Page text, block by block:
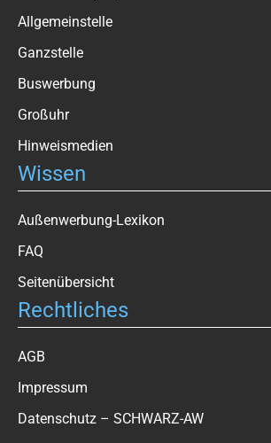
Allgemeinstelle
Ganzstelle
Buswerbung
Großuhr
Hinweismedien
Wissen
Außenwerbung-Lexikon
FAQ
Seitenübersicht
Rechtliches
AGB
Impressum
Datenschutz – SCHWARZ-AW